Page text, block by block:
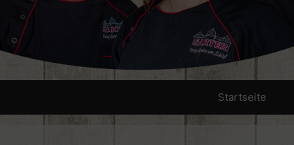
Startseite